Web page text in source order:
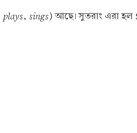
plays,sings) আছে। সুতরাং এরা হল